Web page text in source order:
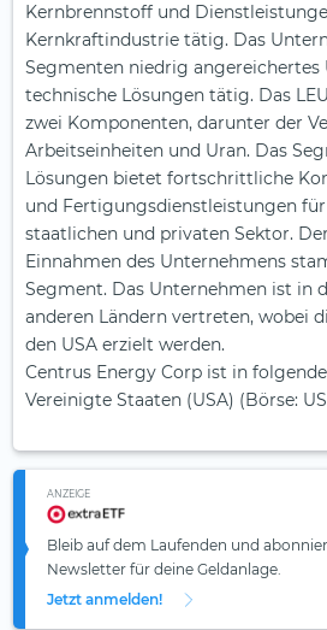
Kernbrennstoff und
Kernkraftindustrie tätig. Das
Segmenten niedrig angereichertes
technische Lösungen tätig. Das
zwei Komponenten, darunter der
Arbeitseinheiten und Uran. Das
Lösungen bietet fortschrittliche
und Fertigungsdienstleistungen
staatlichen und privaten Sektor.
Einnahmen des Unternehmens
Segment. Das Unternehmen ist in
anderen Ländern vertreten, wobei
den USA erzielt werden.
Centrus Energy Corp ist in
Vereinigte Staaten (USA) (Börse:
ANZEIGE
Bleib auf dem Laufenden und
Newsletter für deine Geldanlage.
Jetzt anmelden!